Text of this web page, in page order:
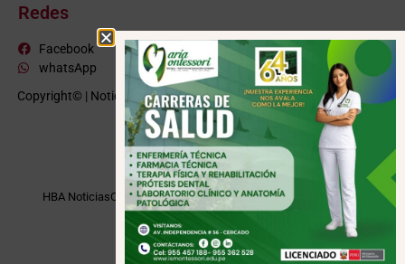
Redes
Facebook
whatsApp
Copyright© | NoticiasArequipa.pe | Grupo HBA Noticias| Todos los
derechos reservados
VISITE TAMBIÉN
HBA NoticiasCusco InformaMoquegua Noticias Tacna Noticias
Puno Noticias